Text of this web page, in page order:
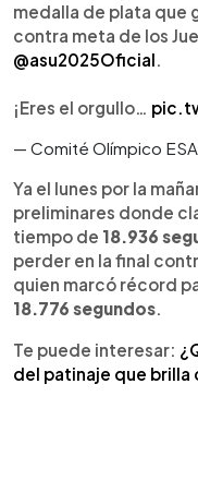
medalla de plata que
contra meta de los
@asu2025Oficial.
¡Eres el orgullo…
— Comité Olímpico ESA
Ya el lunes por la
preliminares donde
tiempo de 18.936
perder en la final
quien marcó récord
18.776 segundos.
Te puede interesar:
del patinaje que brilla